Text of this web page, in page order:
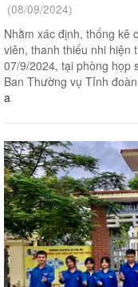
(08/09/2024)
Nhằm xác định, thống kê
viên, thanh thiếu nhi hiện
07/9/2024, tại phòng họp
Ban Thường vụ Tỉnh
a